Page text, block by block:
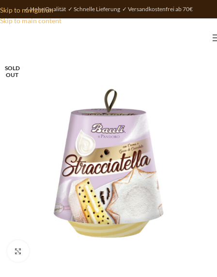
Skip to navigation
Skip to main content
✓ Hohe Qualität ✓ Schnelle Lieferung ✓ Versandkostenfrei ab 70€
SOLD
OUT